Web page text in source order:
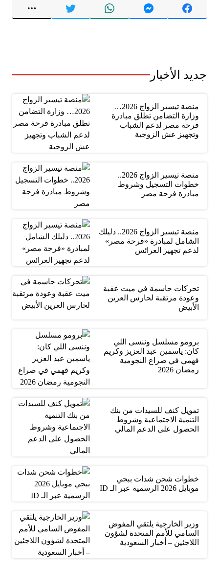
جديد الأخبار
منصة تيسير الزواج 2026…
وزارة التضامن تطلق مبادرة
فرحة مصر لدعم الشباب
وتجهيز عش الزوجية
منصة تيسير الزواج 2026..
خطوات التسجيل وشروط
مبادرة فرحة مصر
منصة تيسير الزواج 2026.. دليلك
الشامل لمبادرة «فرحة مصر»
لدعم تجهيز العرائس
تحركات حاسمة في ميت عقبة
وعودة مرتقبة لحارس العرين
الأبيض
برومو مسلسل وننسى اللي
كان: ياسمين عبد العزيز وكريم
فهمي في صراع النجومية
رمضان 2026
تمويل كنف للسيدات من بنك
التنمية الاجتماعية وشروط
الحصول على الدعم المالي
خطوات شحن شدات ببجي
موبايل 2026 الرسمية عبر الـ ID
وزير الخارجية يلتقي المفوض
السامي للأمم المتحدة لشؤون
اللاجئين – أخبار السعودية